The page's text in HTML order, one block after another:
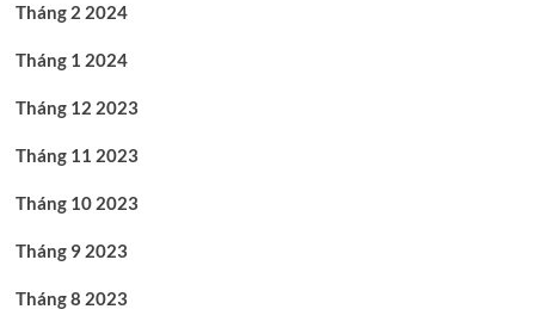
Tháng 2 2024
Tháng 1 2024
Tháng 12 2023
Tháng 11 2023
Tháng 10 2023
Tháng 9 2023
Tháng 8 2023